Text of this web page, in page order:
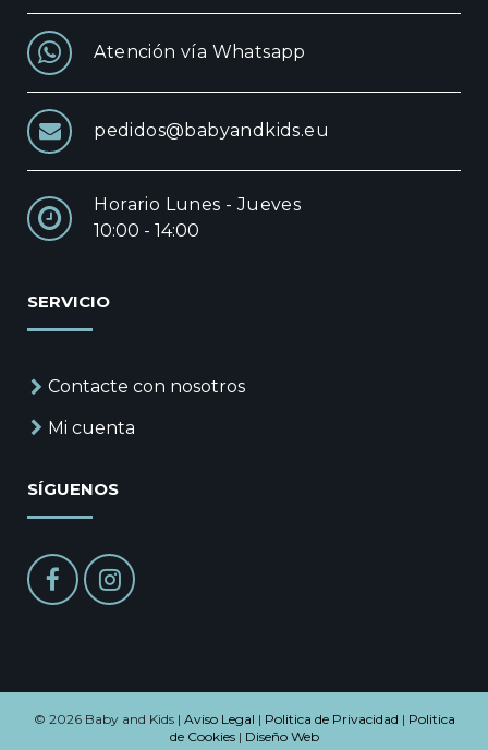
Atención vía Whatsapp
pedidos@babyandkids.eu
Horario Lunes - Jueves
10:00 - 14:00
SERVICIO
Contacte con nosotros
Mi cuenta
SÍGUENOS
© 2026 Baby and Kids | Aviso Legal | Politica de Privacidad | Politica
de Cookies| Diseño Web